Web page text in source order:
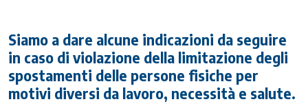
Siamo a dare alcune indicazioni da seguire
in caso di violazione della limitazione degli
spostamenti delle persone fisiche per
motivi diversi da lavoro, necessità e salute.